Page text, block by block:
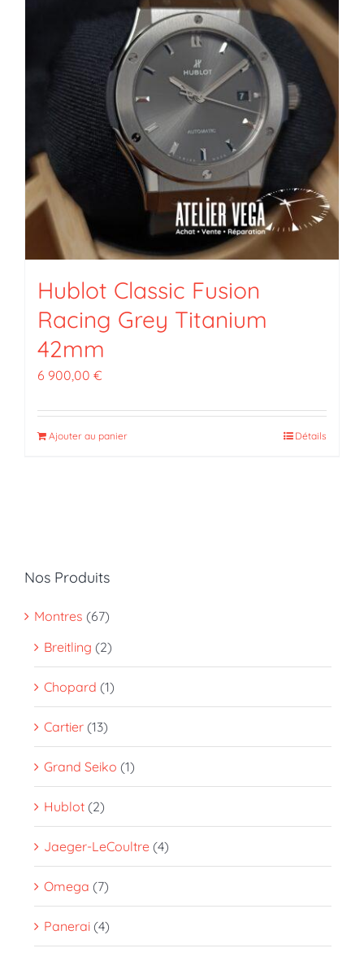
Hublot Classic Fusion
Racing Grey Titanium
42mm
6 900,00 €
Ajouter au panier Détails
Nos Produits
Montres (67)
Breitling (2)
Chopard (1)
Cartier (13)
Grand Seiko (1)
Hublot (2)
Jaeger-LeCoultre (4)
Omega (7)
Panerai (4)